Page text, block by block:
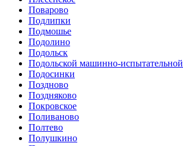
Поварово
Подлипки
Подмошье
Подолино
Подольск
Подольской машинно-
Подосинки
Поздново
Поздняково
Покровское
Поливаново
Полтево
Полушкино